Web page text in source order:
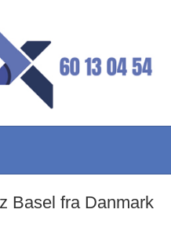
Basel fra Danmark